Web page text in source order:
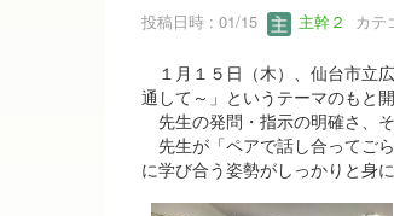
投稿日時 : 01/15 主幹２ カテ
１月１５日（木）、仙台市立
通して～」というテーマのもと
先生の発問・指示の明確さ、
先生が「ペアで話し合ってご
に学び合う姿勢がしっかりと身